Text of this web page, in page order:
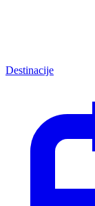
Destinacije